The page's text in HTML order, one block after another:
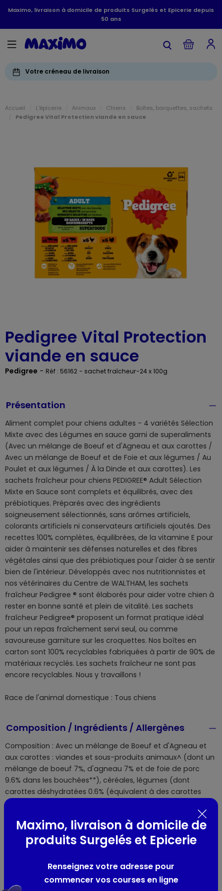
Maximo, livraison à domicile de produits Surgelés et Epicerie depuis
50 ans
Votre créneau de livraison
Accueil L'épicerie Animaux Chiens
Boîtes, barquettes, sachets
Pedigree Vital Protection viande en sauce
Pedigree Vital Protection
viande en sauce
Pedigree - Réf : 56162 - sachet fraîcheur-24 x 100g
Présentation
Aliment complet pour chiens adultes - 4 variétés Sélection
Mixte avec des Légumes en sauce garni de superaliments
(Avec un mélange de Boeuf et d'Agneau et aux carottes /
Avec un mélange de Boeuf et de Foie et aux légumes / Au
Poulet et aux légumes / À la Dinde et aux carottes). Les
sachets fraîcheur pour chiens PEDIGREE® Adult Sélection
Mixte en Sauce sont complets et équilibrés, avec des
prébiotiques. Préparés avec des ingrédients
soigneusement sélectionnés, sans arômes artificiels,
colorants artificiels ni conservateurs artificiels ajoutés. Des
recettes 100% complètes, équilibrées, de la vitamine E pour
aider à maintenir ses défenses naturelles et des fibres
végétales ainsi que des prébiotiques pour l'aider à se sentir
bien de l'intérieur. Développés avec nos nutritionnistes et
nos vétérinaires du Centre de WALTHAM, les sachets
fraîcheur Pedigree ® sont élaborés pour aider votre chien à
rester en bonne santé et plein de vitalité. Les sachets
fraîcheur Pedigree® proposent un format pratique idéal
pour un repas fraîchement servi seul, ou comme
savoureuse garniture sur les croquettes. Nos boîtes en
carton sont 100% recyclables fabriquées à partir de 90% de
matériaux recyclés. Les sachets fraîcheur ne sont pas
encore recyclables. Nous y travaillons !
Race de l'animal domestique : Tous chiens
Composition / Ingrédients / Allergènes
Composition : Avec un mélange de Boeuf et d'Agneau et
aux carottes : viandes et sous-produits animaux^ (dont un
mélange de boeuf 7%, d'agneau 7% et de foie de porc
9.6% dans les bouchées**), céréales, légumes (dont
carottes déshydratées 0.6% (équivalent à des carottes
4%); patate douce en poudre 0.01%), extraits de protéines
betterave déshydratée 0.5%), substances minérales, levure
(mannan-oligosaccharides 0.1%), fruits (poudre de pomme
0.01%). Avec un mélange de Boeuf et de Foie et aux
légumes : viandes et sous-produits animaux^ (dont un
mélange de boeuf 6% et de foie de porc 9.6% dans les
bouchées**), céréales, légumes (dont mélange de
Maximo, livraison à domicile de
produits Surgelés et Epicerie
Renseignez votre adresse pour
commencer vos courses en ligne